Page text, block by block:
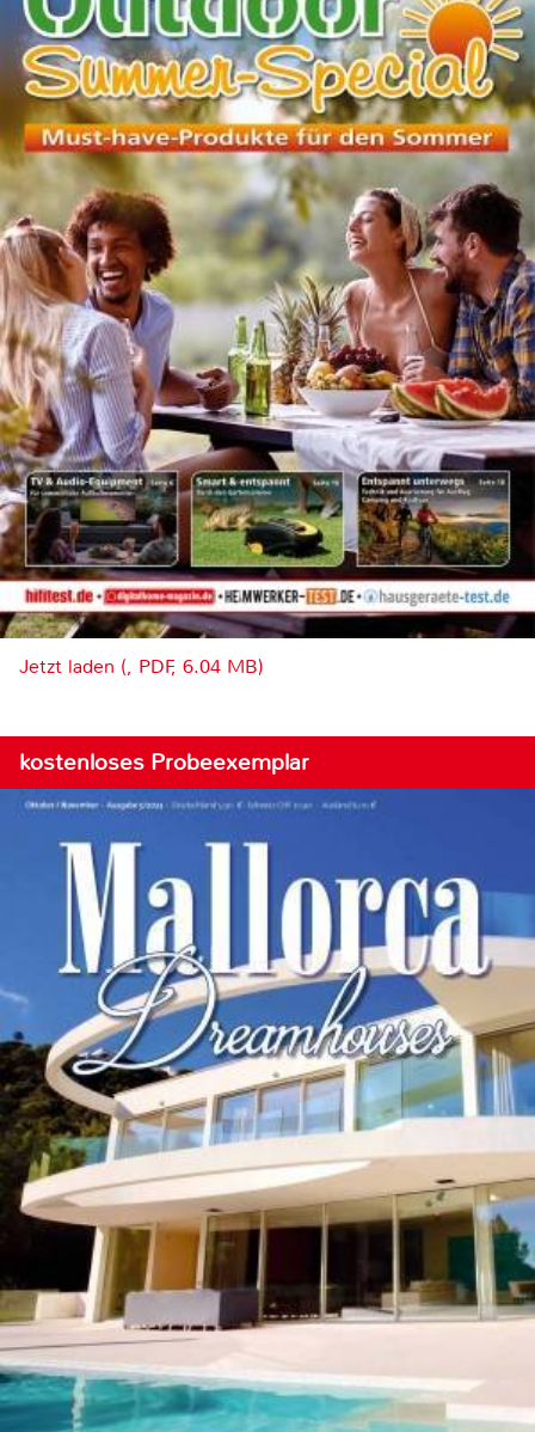
Jetzt laden (, PDF, 6.04 MB)
kostenloses Probeexemplar